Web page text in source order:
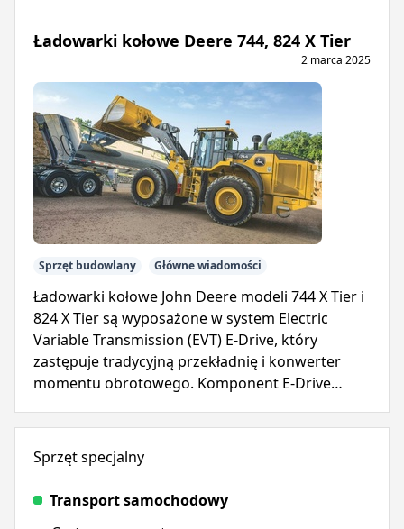
Ładowarki kołowe Deere 744, 824 X Tier
2 marca 2025
Sprzęt budowlany Główne wiadomości
Ładowarki kołowe John Deere modeli 744 X Tier i
824 X Tier są wyposażone w system Electric
Variable Transmission (EVT) E-Drive, który
zastępuje tradycyjną przekładnię i konwerter
momentu obrotowego. Komponent E-Drive
eksploatację i zmniejszając złożoność.
Sprzęt specjalny
Transport samochodowy